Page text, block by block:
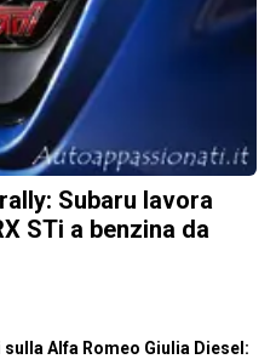
Subaru lavora
STi a benzina da
Alfa Romeo Giulia Diesel: